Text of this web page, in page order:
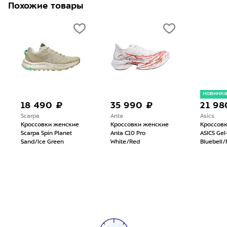
Похожие товары
18 490 ₽
Scarpa
Кроссовки женские
Scarpa Spin Planet
Sand/Ice Green
35 990 ₽
Anta
Кроссовки женские
Anta C10 Pro
White/Red
новинка
21
Asics
ASICS
Bluebell/